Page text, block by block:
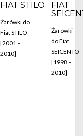
FIAT STILO
Żarówki do
Fiat STILO
[2001 –
2010]
FIAT
Żarówki
do Fiat
SEICENTO
[1998 –
2010]